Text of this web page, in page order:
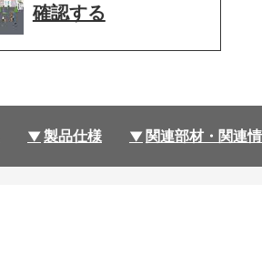
確認する
製品仕様 関連部材・関連